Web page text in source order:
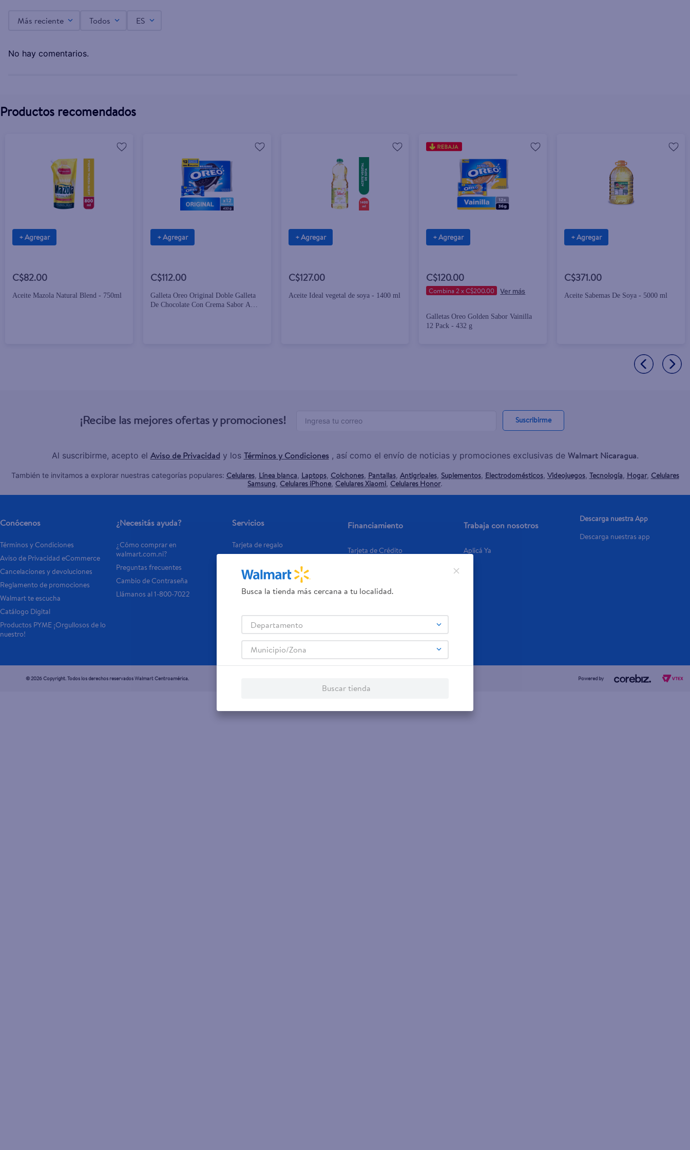
C$82.00
Más reciente Todos ES
No hay comentarios.
Productos recomendados
+ Agregar
C$82.00
Aceite Mazola Natural Blend - 750ml
+ Agregar
C$112.00
Galleta Oreo Original Doble Galleta
De Chocolate Con Crema Sabor A
+ Agregar
C$127.00
Aceite Ideal vegetal de soya - 1400 ml
+ Agregar
C$120.00
Combina 2 x C$200.00
Galletas Oreo Golden Sabor Vainilla
12 Pack - 432 g
+ Agregar
C$371.00
Aceite Sabemas De Soya - 5000 ml
¡Recibe las mejores ofertas y promociones! Suscribirme
Al suscribirme, acepto el Aviso de Privacidad y los Términos y Condiciones, así como el envío de noticias y promociones exclusivas de Walmart Nicaragua.
También te invitamos a explorar nuestras categorías populares: Celulares, Línea blanca, Laptops, Colchones, Pantallas, Antigripales, Suplementos, Electrodomésticos, Videojuegos, Tecnología, Hogar, Celulares
Samsung, Celulares iPhone, Celulares Xiaomi, Celulares Honor.
Conócenos
Términos y Condiciones
Aviso de Privacidad eCommerce
Cancelaciones y devoluciones
Reglamento de promociones
Walmart te escucha
Catálogo Digital
Productos PYME ¡Orgullosos de lo
nuestro!
¿Necesitás ayuda?
¿Cómo comprar en
walmart.com.ni?
Preguntas frecuentes
Cambio de Contraseña
Llámanos al 1-800-7022
Servicios
Tarjeta de regalo
- Remesas
Financiamiento
Tarjeta de Crédito
Trabaja con nosotros
Aplicá Ya
Descarga nuestra App
Descarga nuestras app
© 2026 Copyright. Todos los derechos reservados Walmart Centroamérica. Powered by
Busca la tienda más cercana a tu localidad.
Departamento
Municipio/Zona
Buscar tienda